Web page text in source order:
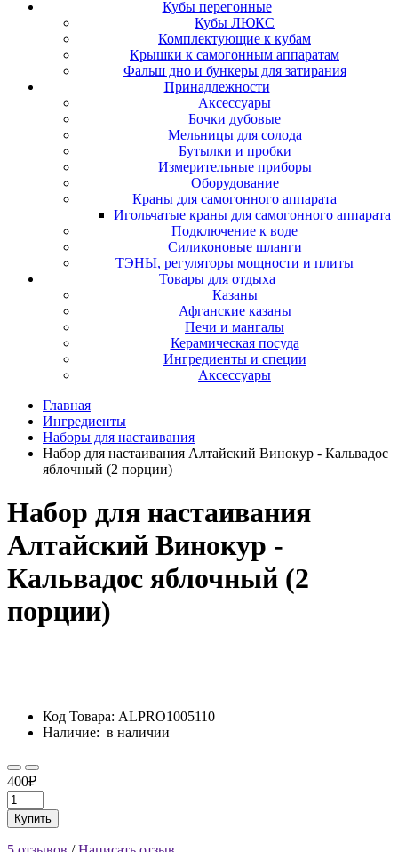
Кубы перегонные
Кубы ЛЮКС
Комплектующие к кубам
Крышки к самогонным аппаратам
Фальш дно и бункеры для затирания
Принадлежности
Аксессуары
Бочки дубовые
Мельницы для солода
Бутылки и пробки
Измерительные приборы
Оборудование
Краны для самогонного аппарата
Игольчатые краны для самогонного аппарата
Подключение к воде
Силиконовые шланги
ТЭНЫ, регуляторы мощности и плиты
Товары для отдыха
Казаны
Афганские казаны
Печи и мангалы
Керамическая посуда
Ингредиенты и специи
Аксессуары
Главная
Ингредиенты
Наборы для настаивания
Набор для настаивания Алтайский Винокур - Кальвадос
яблочный (2 порции)
Набор для настаивания
Алтайский Винокур -
Кальвадос яблочный (2
порции)
Код Товара: ALPRO1005110
Наличие: в наличии
400₽
Купить